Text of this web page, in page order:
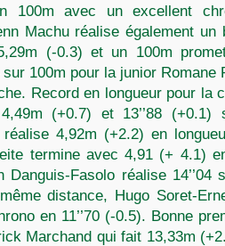
100m avec un excellent
Machu réalise également
(-0.3) et un 100m
sur 100m pour la junior
Record en longueur pour la
(+0.7) et 13’’88 (+0.1)
réalise 4,92m (+2.2) en
termine avec 4,91 (+ 4.1)
Danguis-Fasolo réalise
distance, Hugo Soret-
en 11’’70 (-0.5). Bonne
Marchand qui fait 13,33m